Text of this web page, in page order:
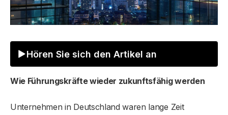
Hören Sie sich den Artikel an
Wie Führungskräfte wieder zukunftsfähig werden
Unternehmen in Deutschland waren lange Zeit